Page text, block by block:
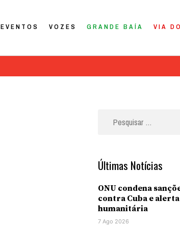
EVENTOS VOZES GRANDE BAÍA VIA
Últimas Notícias
ONU condena
contra Cuba e
humanitária
7 Ago 2026